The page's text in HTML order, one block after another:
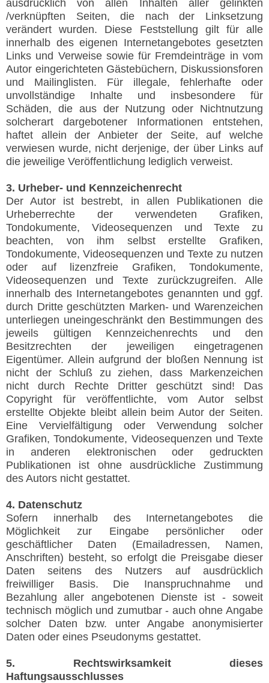
ausdrücklich von allen Inhalten aller gelinkten
/verknüpften Seiten, die nach der Linksetzung
verändert wurden. Diese Feststellung gilt für alle
innerhalb des eigenen Internetangebotes gesetzten
Links und Verweise sowie für Fremdeinträge in vom
Autor eingerichteten Gästebüchern, Diskussionsforen
und Mailinglisten. Für illegale, fehlerhafte oder
unvollständige Inhalte und insbesondere für
Schäden, die aus der Nutzung oder Nichtnutzung
solcherart dargebotener Informationen entstehen,
haftet allein der Anbieter der Seite, auf welche
verwiesen wurde, nicht derjenige, der über Links auf
die jeweilige Veröffentlichung lediglich verweist.
3. Urheber- und Kennzeichenrecht
Der Autor ist bestrebt, in allen Publikationen die
Urheberrechte der verwendeten Grafiken,
Tondokumente, Videosequenzen und Texte zu
beachten, von ihm selbst erstellte Grafiken,
Tondokumente, Videosequenzen und Texte zu nutzen
oder auf lizenzfreie Grafiken, Tondokumente,
Videosequenzen und Texte zurückzugreifen. Alle
innerhalb des Internetangebotes genannten und ggf.
durch Dritte geschützten Marken- und Warenzeichen
unterliegen uneingeschränkt den Bestimmungen des
jeweils gültigen Kennzeichenrechts und den
Besitzrechten der jeweiligen eingetragenen
Eigentümer. Allein aufgrund der bloßen Nennung ist
nicht der Schluß zu ziehen, dass Markenzeichen
nicht durch Rechte Dritter geschützt sind! Das
Copyright für veröffentlichte, vom Autor selbst
erstellte Objekte bleibt allein beim Autor der Seiten.
Eine Vervielfältigung oder Verwendung solcher
Grafiken, Tondokumente, Videosequenzen und Texte
in anderen elektronischen oder gedruckten
Publikationen ist ohne ausdrückliche Zustimmung
des Autors nicht gestattet.
4. Datenschutz
Sofern innerhalb des Internetangebotes die
Möglichkeit zur Eingabe persönlicher oder
geschäftlicher Daten (Emailadressen, Namen,
Anschriften) besteht, so erfolgt die Preisgabe dieser
Daten seitens des Nutzers auf ausdrücklich
freiwilliger Basis. Die Inanspruchnahme und
Bezahlung aller angebotenen Dienste ist - soweit
technisch möglich und zumutbar - auch ohne Angabe
solcher Daten bzw. unter Angabe anonymisierter
Daten oder eines Pseudonyms gestattet.
5. Rechtswirksamkeit dieses
Haftungsausschlusses